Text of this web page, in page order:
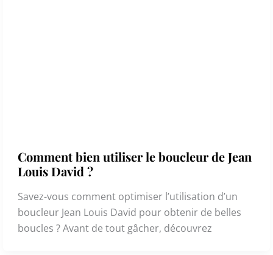
Comment bien utiliser le boucleur de Jean
Louis David ?
Savez-vous comment optimiser l’utilisation d’un
boucleur Jean Louis David pour obtenir de belles
boucles ? Avant de tout gâcher, découvrez